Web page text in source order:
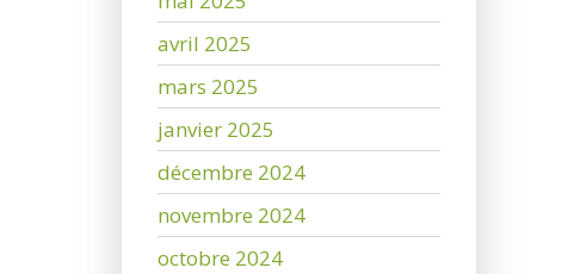
avril 2025
mars 2025
janvier 2025
décembre 2024
novembre 2024
octobre 2024